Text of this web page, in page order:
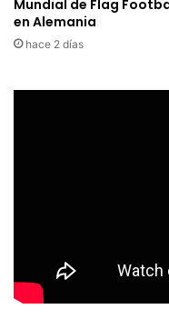
Mundial de Flag
en Alemania
hace 2 días